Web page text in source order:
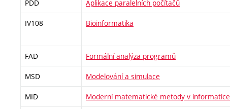
PDD Aplikace paralelních počítačů
IV108 Bioinformatika
FAD Formální analýza programů
MSD Modelování a simulace
MID Moderní matematické metody v informatice